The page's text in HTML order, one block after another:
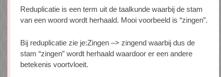
Reduplicatie is een term uit de taalkunde waarbij de stam
van een woord wordt herhaald. Mooi voorbeeld is “zingen”.
Bij reduplicatie zie je:Zingen –> zingend waarbij dus de
stam “zingen” wordt herhaald waardoor er een andere
betekenis voortvloeit.